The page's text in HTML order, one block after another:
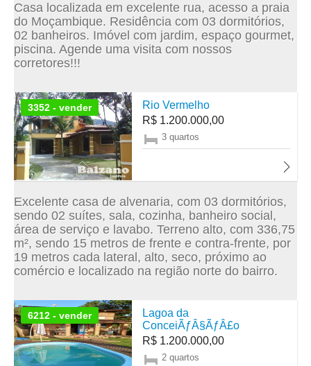
Casa localizada em excelente rua, acesso a praia
do Moçambique. Residência com 03 dormitórios,
02 banheiros. Imóvel com jardim, espaço gourmet,
piscina. Agende uma visita com nossos
corretores!!!
3352 - vender
Rio Vermelho
R$ 1.200.000,00
3 quartos
Excelente casa de alvenaria, com 03 dormitórios,
sendo 02 suítes, sala, cozinha, banheiro social,
área de serviço e lavabo. Terreno alto, com 336,75
m², sendo 15 metros de frente e contra-frente, por
19 metros cada lateral, alto, seco, próximo ao
comércio e localizado na região norte do bairro.
6212 - vender
Lagoa da
ConceiÃƒÂ§ÃƒÂ£o
R$ 1.200.000,00
2 quartos